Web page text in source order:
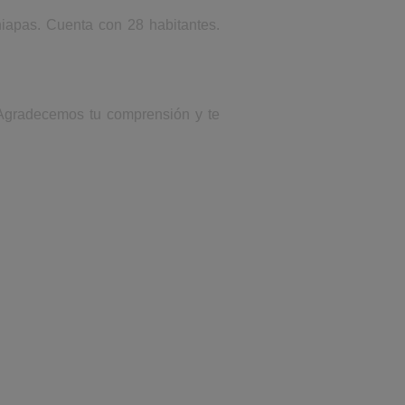
Cuenta con 28 habitantes.
tu comprensión y te